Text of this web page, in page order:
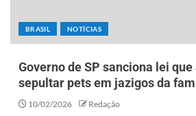
BRASIL NOTÍCIAS
Governo de SP sanciona lei
sepultar pets em jazigos da
10/02/2026 Redação